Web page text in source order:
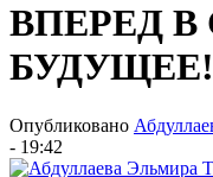
ВПЕРЕД В
БУДУЩЕЕ!
Опубликовано
- 19:42